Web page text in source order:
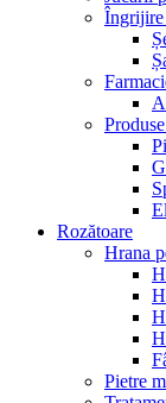
Îngrijire
Rozătoare
Hrana
Pietre